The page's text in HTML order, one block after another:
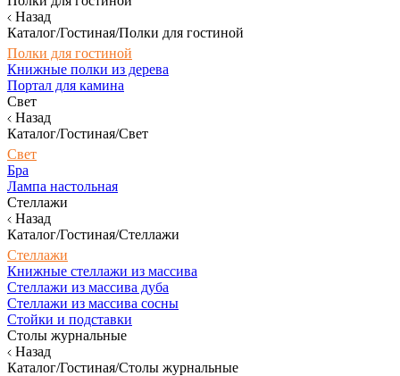
Назад
Каталог/Гостиная/Полки для гостиной
Полки для гостиной
Книжные полки из дерева
Портал для камина
Свет
Назад
Каталог/Гостиная/Свет
Свет
Бра
Лампа настольная
Стеллажи
Назад
Каталог/Гостиная/Стеллажи
Стеллажи
Книжные стеллажи из массива
Стеллажи из массива дуба
Стеллажи из массива сосны
Стойки и подставки
Столы журнальные
Назад
Каталог/Гостиная/Столы журнальные